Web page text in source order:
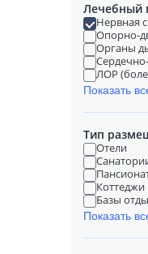
Лечебный
Нервная
Опорно-
Органы
ЛОР
Показать
Тип
Отели
Коттеджи
Базы
Показать